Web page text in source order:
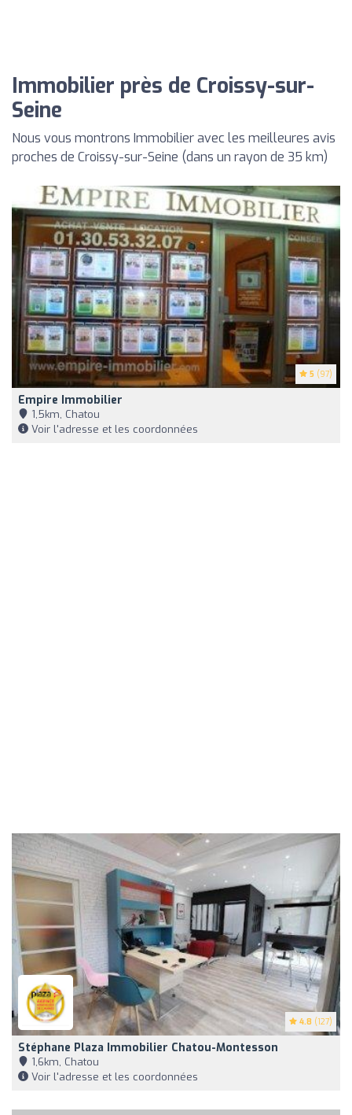
Immobilier près de Croissy-sur-
Seine
Nous vous montrons Immobilier avec les meilleures avis
proches de Croissy-sur-Seine (dans un rayon de 35 km)
5 (97)
Empire Immobilier
1,5km, Chatou
Voir l'adresse et les coordonnées
4.8 (127)
Stéphane Plaza Immobilier Chatou-Montesson
1,6km, Chatou
Voir l'adresse et les coordonnées